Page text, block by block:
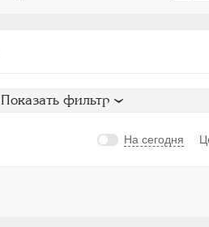
Показать фильтр
На сегодня